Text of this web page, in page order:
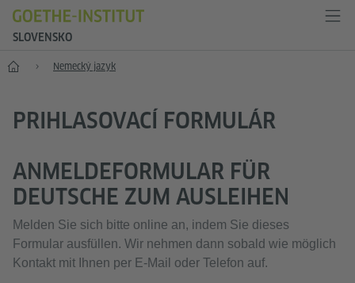
SLOVENSKO
Štart Nemecký jazyk
PRIHLASOVACÍ FORMULÁR
ANMELDEFORMULAR FÜR
DEUTSCHE ZUM AUSLEIHEN
Melden Sie sich bitte online an, indem Sie dieses
Formular ausfüllen. Wir nehmen dann sobald wie möglich
Kontakt mit Ihnen per E-Mail oder Telefon auf.